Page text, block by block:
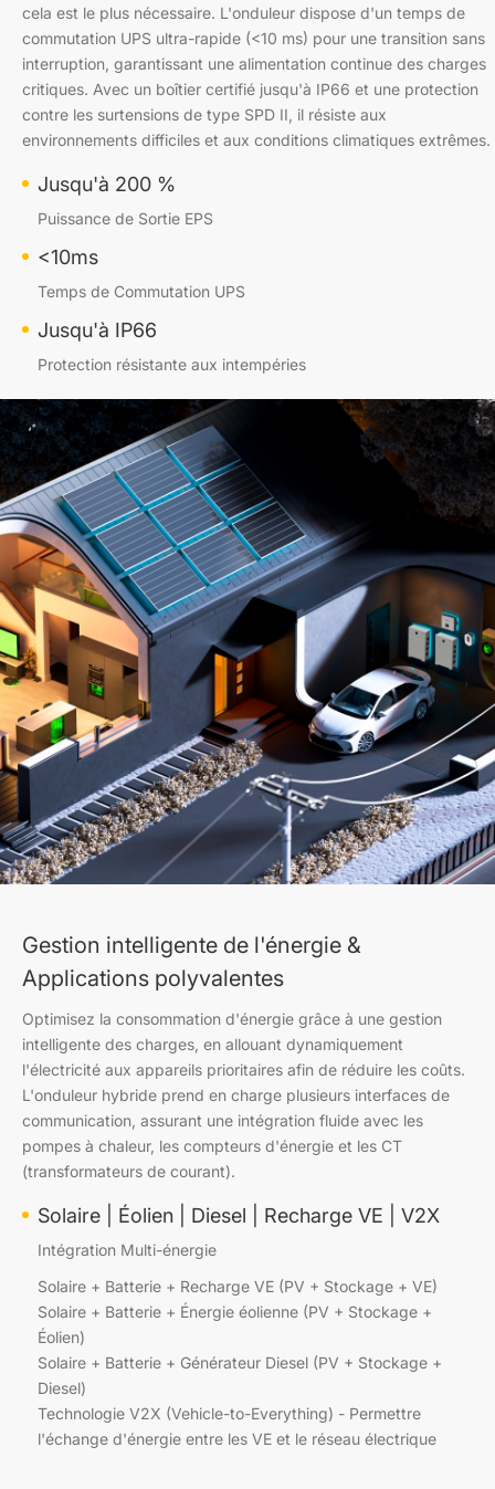
cela est le plus nécessaire. L'onduleur dispose d'un temps de
commutation UPS ultra-rapide (<10 ms) pour une transition sans
interruption, garantissant une alimentation continue des charges
critiques. Avec un boîtier certifié jusqu'à IP66 et une protection
contre les surtensions de type SPD II, il résiste aux
environnements difficiles et aux conditions climatiques extrêmes.
Jusqu'à 200 %
Puissance de Sortie EPS
<10ms
Temps de Commutation UPS
Jusqu'à IP66
Protection résistante aux intempéries
Gestion intelligente de l'énergie &
Applications polyvalentes
Optimisez la consommation d'énergie grâce à une gestion
intelligente des charges, en allouant dynamiquement
l'électricité aux appareils prioritaires afin de réduire les coûts.
L'onduleur hybride prend en charge plusieurs interfaces de
communication, assurant une intégration fluide avec les
pompes à chaleur, les compteurs d'énergie et les CT
(transformateurs de courant).
Solaire | Éolien | Diesel | Recharge VE | V2X
Intégration Multi-énergie
Solaire + Batterie + Recharge VE (PV + Stockage + VE)
Solaire + Batterie + Énergie éolienne (PV + Stockage +
Éolien)
Solaire + Batterie + Générateur Diesel (PV + Stockage +
Diesel)
Technologie V2X (Vehicle-to-Everything) - Permettre
l'échange d'énergie entre les VE et le réseau électrique